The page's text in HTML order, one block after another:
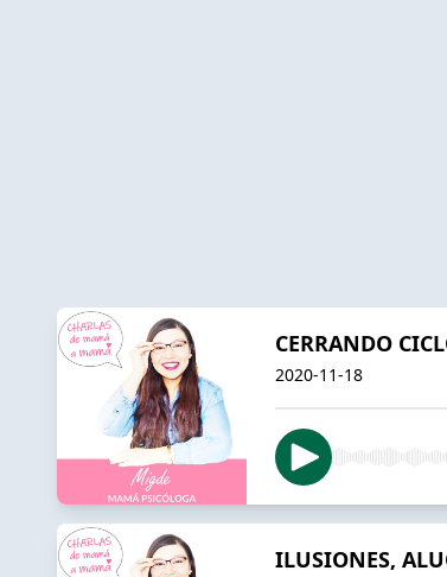
CERRANDO
2020-11-18
ILUSIONES,